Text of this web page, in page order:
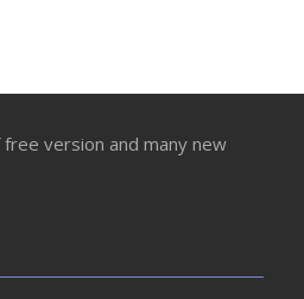
version and many new